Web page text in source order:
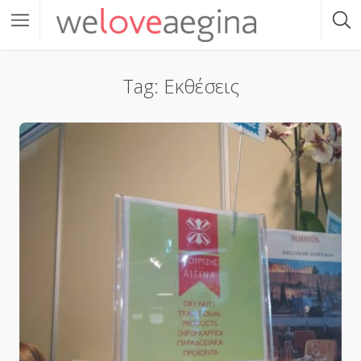
Tag: Εκθέσεις